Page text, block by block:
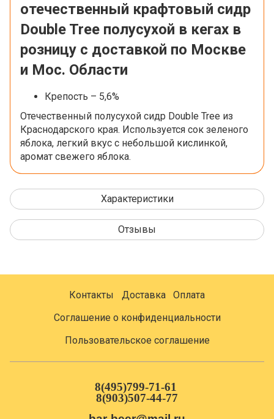
отечественный крафтовый сидр
Double Tree полусухой в кегах в
розницу с доставкой по Москве
и Мос. Области
Крепость – 5,6%
Отечественный полусухой сидр Double Tree из
Краснодарского края. Используется сок зеленого
яблока, легкий вкус с небольшой кислинкой,
аромат свежего яблока.
Характеристики
Отзывы
Контакты Доставка
Оплата
Соглашение о конфиденциальности
Пользовательское соглашение
8(495)799-71-61
8(903)507-44-77